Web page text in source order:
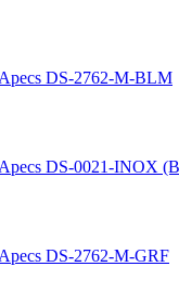
DS-2762-M-BLM
DS-0021-INOX
DS-2762-M-GRF